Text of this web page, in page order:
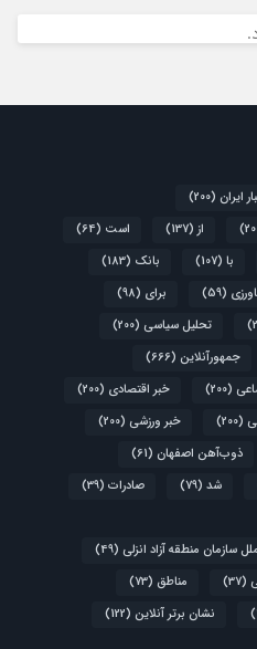
ایران (200)
از (137) است (64)
با (107) بانک (183)
(59) برای (98)
تحلیل سیاسی (200)
جمهورآنلاین (666)
(200) خبر اقتصادی (200)
(200) خبر ورزشی (200)
ذوب‌آهن اصفهان (61)
شد (79) صادرات (39)
سازمان منطقه آزاد انزلی (49)
(37) مناطق (73)
نشان برتر آنلاین (122)